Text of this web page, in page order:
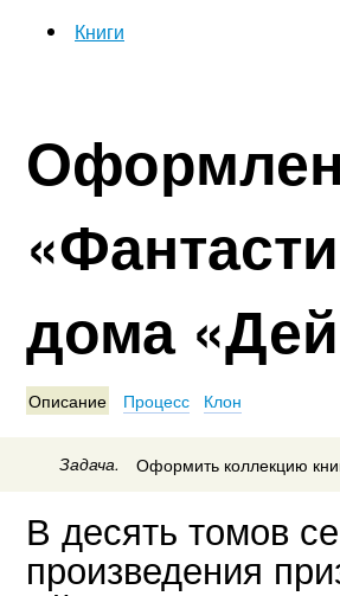
Книги
дома
Описание Процесс Клон
Задача. Оформить коллекцию
В десять томов
произведения